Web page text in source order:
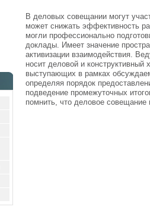
В деловых совещании могут
может снижать эффективность
могли профессионально
доклады. Имеет значение
активизации взаимодействия.
носит деловой и
выступающих в рамках
определяя порядок
подведение промежуточных
помнить, что деловое совещание